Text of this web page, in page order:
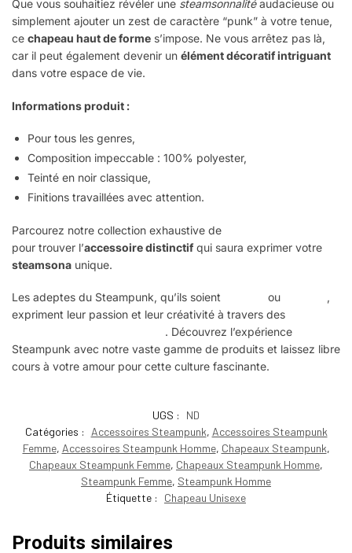
Que vous souhaitiez révéler une steamsonnalitéaudacieuse ou
simplement ajouter un zest de caractère “punk” à votre tenue,
ce chapeau haut de forme s’impose. Ne vous arrêtez pas là,
car il peut également devenir un élément décoratif intriguant
dans votre espace de vie.
Informations produit :
Pour tous les genres,
Composition impeccable : 100% polyester,
Teinté en noir classique,
Finitions travaillées avec attention.
Parcourez notre collection exhaustive de
pour trouver l’accessoire distinctifqui saura exprimer votre
steamsona unique.
Les adeptes du Steampunk, qu’ils soient ou
,
expriment leur passion et leur créativité à travers des
. Découvrez l’expérience
Steampunk avec notre vaste gamme de produits et laissez libre
cours à votre amour pour cette culture fascinante.
UGS :
ND
Catégories :
Accessoires Steampunk, Accessoires Steampunk
Femme, Accessoires Steampunk Homme, Chapeaux Steampunk,
Chapeaux Steampunk Femme, Chapeaux Steampunk Homme,
Steampunk Femme, Steampunk Homme
Étiquette :
Chapeau Unisexe
Produits similaires